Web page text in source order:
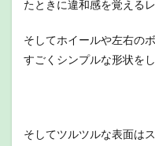
たときに違和感を覚えるレ
そしてホイールや左右の
すごくシンプルな形状をし
そしてツルツルな表面は